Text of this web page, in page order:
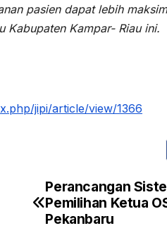
pasien dapat lebih
Kabupaten Kampar- Riau ini.
jipi/article/view/1366
Perancangan
Pemilihan Ketua
Pekanbaru